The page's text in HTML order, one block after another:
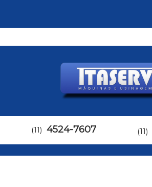
(11) 4524-7607 (11)